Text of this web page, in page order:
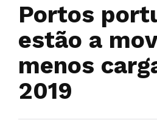
Portos
estão a
menos
2019